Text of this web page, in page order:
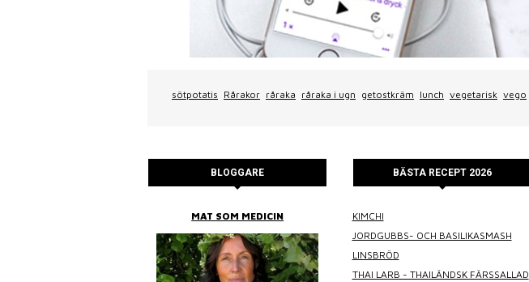
sötpotatis Rårakor råraka råraka i ugn getostkräm lunch vegetarisk vego
BLOGGARE
MAT SOM MEDICIN WINEFLUENCER
BÄSTA RECEPT 2026
KIMCHI
JORDGUBBS- OCH BASILIKASMASH
LINSBRÖD
THAI LARB - THAILÄNDSK FÄRSSALLAD